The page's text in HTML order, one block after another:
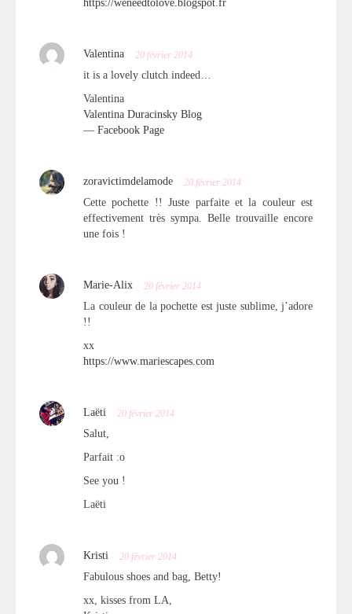
https://weneedtolove.blogspot.fr
Valentina 20 février 2014
it is a lovely clutch indeed…
Valentina
Valentina Duracinsky Blog
— Facebook Page
zoravictimdelamode 20 février 2014
Cette pochette !! Juste parfaite et la couleur est
effectivement très sympa. Belle trouvaille encore
une fois !
Marie-Alix 20 février 2014
La couleur de la pochette est juste sublime, j’adore
!!
xx
https://www.mariescapes.com
Laëti 20 février 2014
Salut,
Parfait :o
See you !
Laëti
Kristi 20 février 2014
Fabulous shoes and bag, Betty!
xx, kisses from LA,